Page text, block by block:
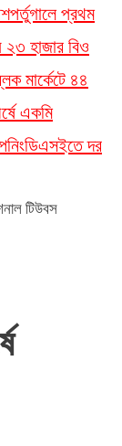
পর্তুগালে প্রথম
হাজার বিও
মার্কেটে ৪৪
একমি
ডিএসইতে দর
টিউবস